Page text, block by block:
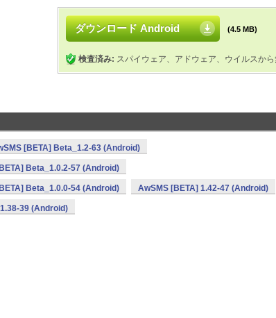
ダウンロード Android (4.5 MB)
検査済み: スパイウェア、アドウェア、ウイルスか
[BETA] Beta_1.2-63 (Android)
Beta_1.0.2-57 (Android)
Beta_1.0.0-54 (Android) AwSMS [BETA] 1.42-47 (Android)
39 (Android)